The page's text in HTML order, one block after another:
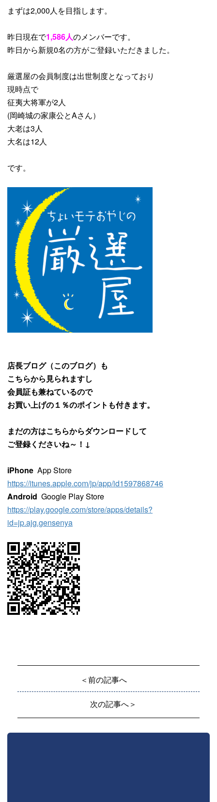
まずは2,000人を目指します。
昨日現在で1,586人のメンバーです。
昨日から新規0名の方がご登録いただきました。
厳選屋の会員制度は出世制度となっており
現時点で
征夷大将軍が2人
(岡崎城の家康公とAさん）
大老は3人
大名は12人
です。
店長ブログ（このブログ）も
こちらから見られますし
会員証も兼ねているので
お買い上げの１％のポイントも付きます。
まだの方はこちらからダウンロードして
ご登録くださいね～！↓
iPhone App Store
https://itunes.apple.com/jp/app/id1597868746
Android Google Play Store
https://play.google.com/store/apps/details?
id=jp.ajg.gensenya
＜前の記事へ
次の記事へ＞